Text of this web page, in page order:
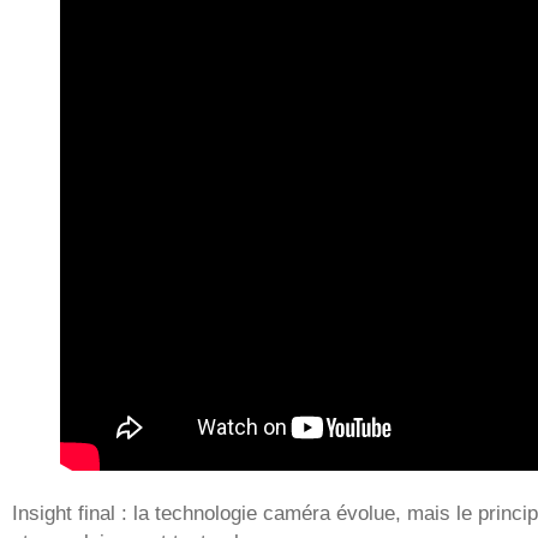
Insight final : la technologie caméra évolue, mais le